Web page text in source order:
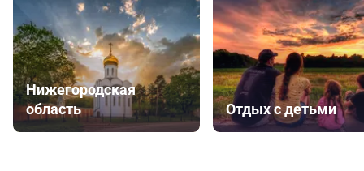
Нижегородская
область
Отдых с детьми